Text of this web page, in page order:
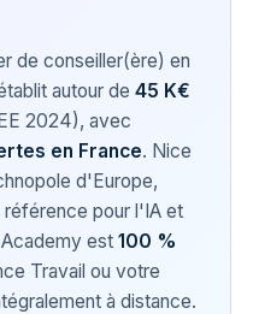
de conseiller(ère) en
autour de 45 K€
2024), avec
en France. Nice
d'Europe,
référence pour l'IA et
est 100 %
Travail ou votre
à distance.